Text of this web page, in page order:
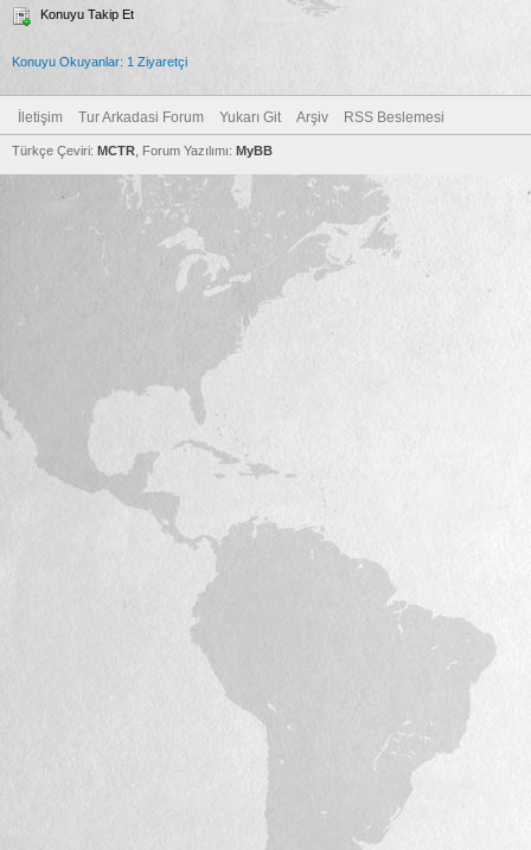
Konuyu Takip Et
Konuyu Okuyanlar: 1 Ziyaretçi
İletişim Tur Arkadasi Forum Yukarı Git Arşiv RSS Beslemesi
Türkçe Çeviri: MCTR , Forum Yazılımı: MyBB